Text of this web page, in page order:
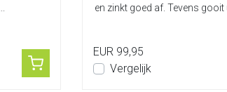
en zinkt goed af. Tevens gooit u
EUR 99,95
Vergelijk